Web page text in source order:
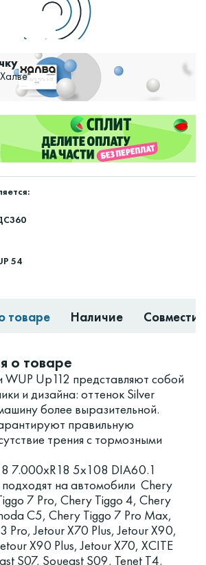
54
товаре Наличие
о товаре
WUP Up112 представляют собой
и дизайна: оттенок Silver
более выразительной.
правильную
трения с тормозными
7.000xR18 5x108 DIA60.1
на автомобили Chery
7 Pro, Chery Tiggo 4, Chery
C5, Chery Tiggo 7 Pro Max,
Pro, Jetour X70 Plus, Jetour X90,
X90 Plus, Jetour X70, XCITE
S07, Soueast S09, Tenet T4.